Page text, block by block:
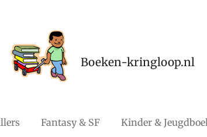
Boeken-kringloop.nl
Fantasy & SF Kinder &